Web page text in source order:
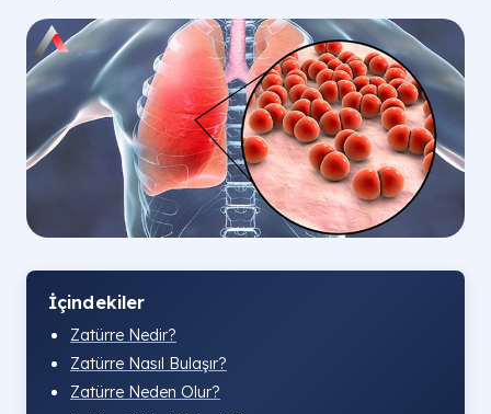
İçindekiler
Zatürre Nedir?
Zatürre Nasıl Bulaşır?
Zatürre Neden Olur?